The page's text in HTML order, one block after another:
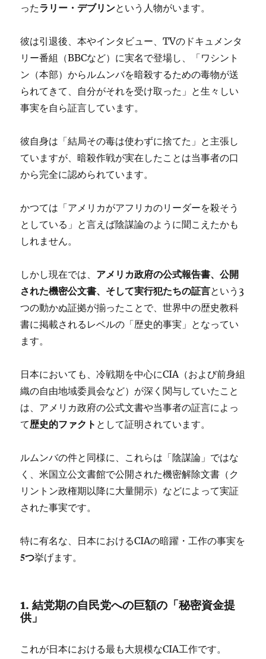
ったラリー・デブリンという人物がいます。
彼は引退後、本やインタビュー、TVのドキュメンタ
リー番組（BBCなど）に実名で登場し、「ワシント
ン（本部）からルムンバを暗殺するための毒物が送
られてきて、自分がそれを受け取った」と生々しい
事実を自ら証言しています。
彼自身は「結局その毒は使わずに捨てた」と主張し
ていますが、暗殺作戦が実在したことは当事者の口
から完全に認められています。
かつては「アメリカがアフリカのリーダーを殺そう
としている」と言えば陰謀論のように聞こえたかも
しれません。
しかし現在では、 アメリカ政府の公式報告書、公開
された機密公文書、そして実行犯たちの証言という3
つの動かぬ証拠が揃ったことで、世界中の歴史教科
書に掲載されるレベルの「歴史的事実」となってい
ます。
日本においても、冷戦期を中心にCIA（および前身組
織の自由地域委員会など）が深く関与していたこと
は、アメリカ政府の公式文書や当事者の証言によっ
て歴史的ファクト として証明されています。
ルムンバの件と同様に、これらは「陰謀論」ではな
く、米国立公文書館で公開された機密解除文書（ク
リントン政権期以降に大量開示）などによって実証
された事実です。
特に有名な、日本におけるCIAの暗躍・工作の事実を
5つ挙げます。
1. 結党期の自民党への巨額の「秘密資金提
供」
これが日本における最も大規模なCIA工作です。